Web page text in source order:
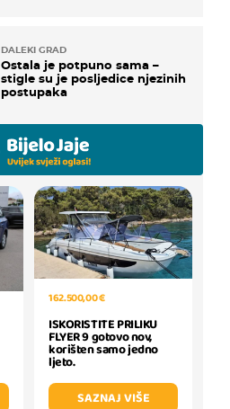
DALEKI GRAD
Ostala je potpuno sama –
stigle su je posljedice njezinih
postupaka
162.500,00 €
ISKORISTITE PRILIKU
FLYER 9 gotovo nov,
korišten samo jedno
ljeto.
SAZNAJ VIŠE